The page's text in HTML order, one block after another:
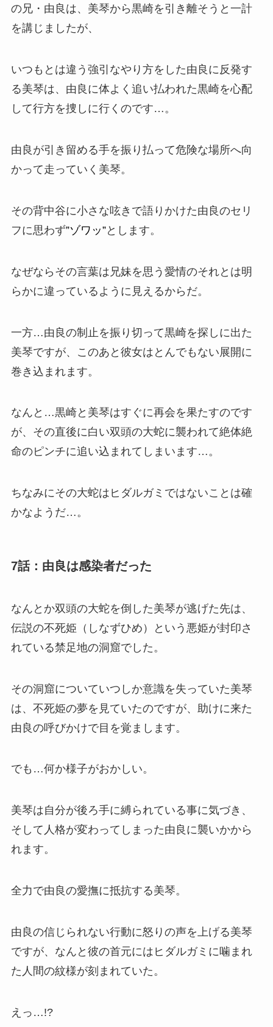
の兄・由良は、美琴から黒崎を引き離そうと 一計
を講じましたが、
いつもとは違う強引なやり方をした由良に反発す
る美琴は、由良に体よく追い払われた黒崎を心配
して行方を捜しに行くのです…。
由良が引き留める手を振り払って危険な場所へ向
かって走っていく美琴。
その背中谷に小さな呟きで語りかけた由良のセリ
フに思わず”ゾワッ”とします。
なぜならその言葉は兄妹を思う愛情のそれとは明
らかに違っているように見えるからだ。
一方…由良の制止を振り切って黒崎を探しに出た
美琴ですが、このあと彼女はとんでもない展開に
巻き込まれます。
なんと…黒崎と美琴はすぐに再会を果たすのです
が、その直後に白い双頭の大蛇に襲われて絶体絶
命のピンチに追い込まれてしまいます…。
ちなみにその大蛇はヒダルガミではないことは確
かなようだ…。
7話：由良は感染者だった
なんとか双頭の大蛇を倒した美琴が逃げた先は、
伝説の不死姫 （しなずひめ）という悪姫が封印さ
れている禁足地の洞窟でした。
その洞窟についていつしか意識を失っていた美琴
は、不死姫の夢を見ていたのですが、助けに来た
由良の呼びかけで目を覚まします。
でも…何か様子がおかしい。
美琴は自分が後ろ手に縛られている事に気づき、
そして人格が変わってしまった由良に襲いかから
れます。
全力で由良の愛撫に抵抗する美琴。
由良の信じられない行動に怒りの声を上げる美琴
ですが、なんと彼の首元にはヒダルガミに噛まれ
た人間の紋様が刻まれていた。
えっ…!?